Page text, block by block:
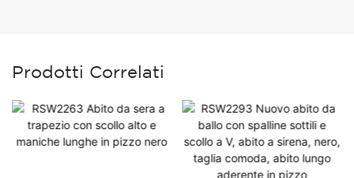
Prodotti Correlati